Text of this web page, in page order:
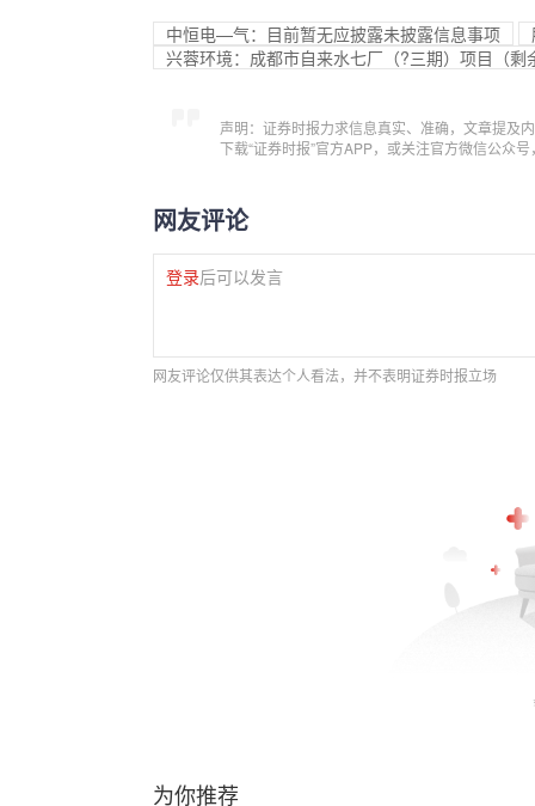
中恒电—气：目前暂无应披露未披露信息事项
兴蓉环境：成都市自来水七厂（?三期）项目（
声明：证券时报力求信息真实、准确，文章提及
下载“证券时报”官方APP，或关注官方微信公众
网友评论
登录后可以发言
网友评论仅供其表达个人看法，并不表明证券时报立场
为你推荐